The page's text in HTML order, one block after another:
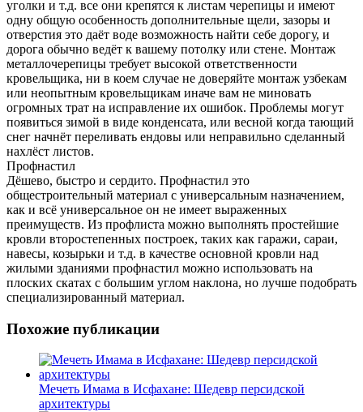
уголки и т.д. все они крепятся к листам черепицы и имеют
одну общую особенность дополнительные щели, зазоры и
отверстия это даёт воде возможность найти себе дорогу, и
дорога обычно ведёт к вашему потолку или стене. Монтаж
металлочерепицы требует высокой ответственности
кровельщика, ни в коем случае не доверяйте монтаж узбекам
или неопытным кровельщикам иначе вам не миновать
огромных трат на исправление их ошибок. Проблемы могут
появиться зимой в виде конденсата, или весной когда тающий
снег начнёт переливать ендовы или неправильно сделанный
нахлёст листов.
Профнастил
Дёшево, быстро и сердито. Профнастил это
общестроительный материал с универсальным назначением,
как и всё универсальное он не имеет выраженных
преимуществ. Из профлиста можно выполнять простейшие
кровли второстепенных построек, таких как гаражи, сараи,
навесы, козырьки и т.д. в качестве основной кровли над
жилыми зданиями профнастил можно использовать на
плоских скатах с большим углом наклона, но лучше подобрать
специализированный материал.
Похожие публикации
Мечеть Имама в Исфахане: Шедевр персидской
архитектуры